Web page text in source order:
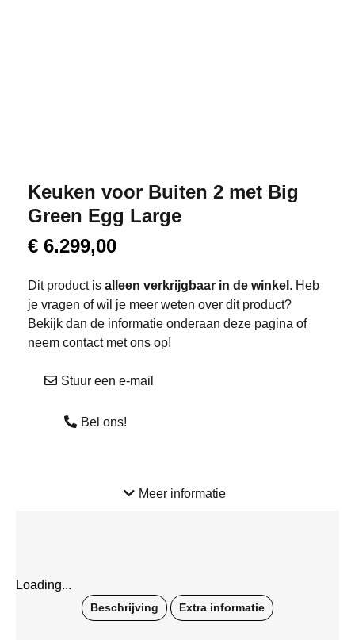
Keuken voor Buiten 2 met Big
Green Egg Large
€ 6.299,00
Dit product is alleen verkrijgbaar in de winkel . Heb
je vragen of wil je meer weten over dit product?
Bekijk dan de informatie onderaan deze pagina of
neem contact met ons op!
Stuur een e-mail
Bel ons!
Meer informatie
Loading...
Beschrijving Extra informatie